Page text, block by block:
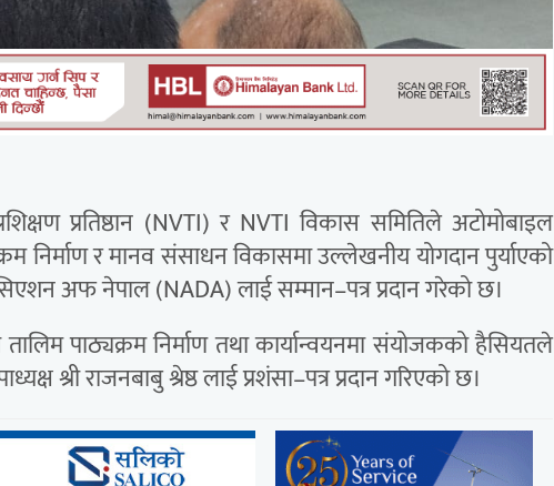
प्रतिष्ठान (NVTI) र NVTI विकास समितिले अटोमोबाइल
निर्माण र मानव संसाधन विकासमा उल्लेखनीय योगदान पुर्याएको
अफ नेपाल (NADA) लाई सम्मान–पत्र प्रदान गरेको छ।
तालिम पाठ्यक्रम निर्माण तथा कार्यान्वयनमा संयोजकको हैसियतले
श्री राजनबाबु श्रेष्ठ लाई प्रशंसा–पत्र प्रदान गरिएको छ।